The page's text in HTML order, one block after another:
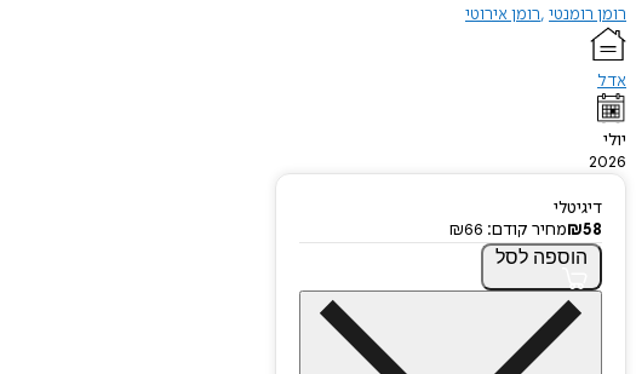
רומן רומנטי רומן אירוטי
אדל
יולי
2026
דיגיטלי
₪58 מחיר קודם: ₪66
הוספה לסל